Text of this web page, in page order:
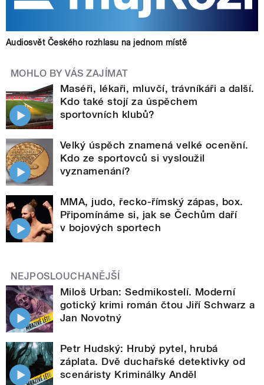
Audiosvět Českého rozhlasu na jednom místě
MOHLO BY VÁS ZAJÍMAT
Maséři, lékaři, mluvčí, trávníkáři a další.
Kdo také stojí za úspěchem
sportovních klubů?
Velký úspěch znamená velké ocenění.
Kdo ze sportovců si vysloužil
vyznamenání?
MMA, judo, řecko-římský zápas, box.
Připomínáme si, jak se Čechům daří
v bojových sportech
NEJPOSLOUCHANĚJŠÍ
Miloš Urban: Sedmikostelí. Moderní
gotický krimi román čtou Jiří Schwarz a
Jan Novotný
Petr Hudský: Hrubý pytel, hrubá
záplata. Dvě duchařské detektivky od
scenáristy Kriminálky Anděl